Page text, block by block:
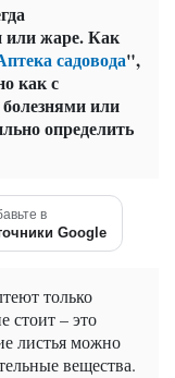
или жаре. Как
садовода",
как с
или
определить
в
Google
только
стоит – это
листья можно
вещества.